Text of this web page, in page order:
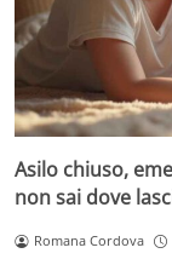
Asilo chiuso,
non sai dove
Romana Cordova